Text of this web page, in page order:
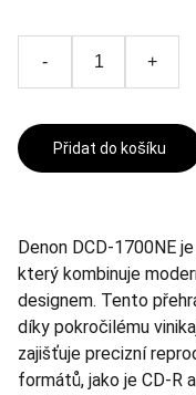
- +
Přidat do košíku
Denon DCD-1700NE
který kombinuje
designem. Tento
díky pokročilému
zajišťuje precizní
formátů, jako je CD-R